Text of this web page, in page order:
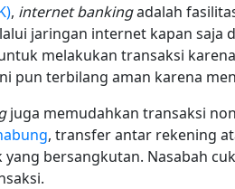
, internet bankingadalah
jaringan internet kapan saja
melakukan transaksi
pun terbilang aman karena
juga memudahkan transaksi
, transfer antar rekening
bersangkutan. Nasabah